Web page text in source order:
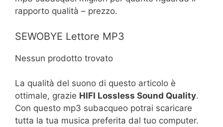
rapporto qualità – prezzo.
SEWOBYE Lettore MP3
Nessun prodotto trovato
La qualità del suono di questo articolo è
ottimale, grazie HIFI Lossless Sound Quality.
Con questo mp3 subacqueo potrai scaricare
tutta la tua musica preferita dal tuo computer.